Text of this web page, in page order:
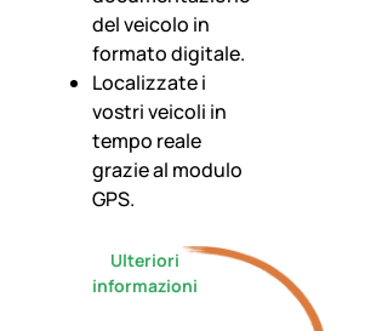
del veicolo in
formato digitale.
Localizzate i
vostri veicoli in
tempo reale
grazie al modulo
GPS.
Ulteriori
informazioni